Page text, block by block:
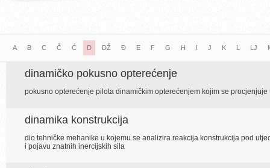
A B C Č Ć D DŽ Đ E F G H I J K L LJ
dinamičko pokusno opterećenje
pokusno opterećenje pilota dinamičkim opterećenjem kojim se procjenjuje
dinamika konstrukcija
dio tehničke mehanike u kojemu se analizira reakcija konstrukcija pod
i pojavu znatnih inercijskih sila